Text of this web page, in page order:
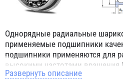
Однорядные радиальные
применяемые подшипники
подшипники применяются для
высокими частотами
шарикоподшипники
Развернуть описание